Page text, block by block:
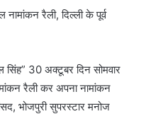
नामांकन रैली, दिल्ली के पूर्व
सिंह” 30 अक्टूबर दिन सोमवार
रैली कर अपना नामांकन
भोजपुरी सुपरस्टार मनोज